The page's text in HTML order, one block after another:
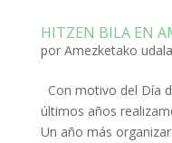
HITZEN BILA EN
por Amezketako udala
Con motivo del Día
últimos años
Un año más